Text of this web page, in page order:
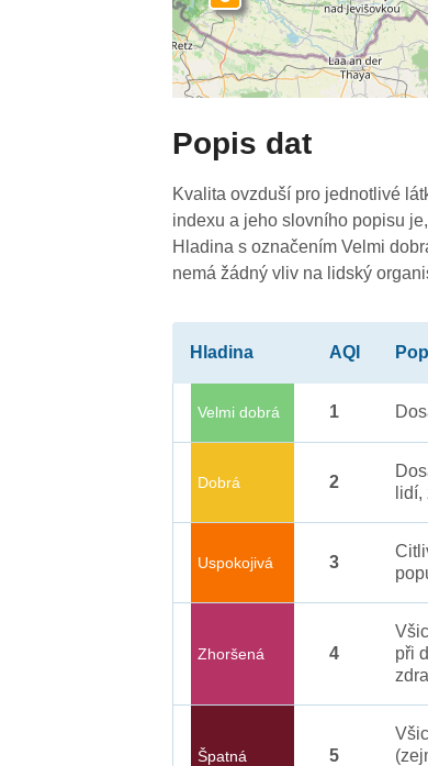
Popis dat
Kvalita ovzduší pro jednotlivé
indexu a jeho slovního popisu
Hladina s označením Velmi
nemá žádný vliv na lidský
Hladina AQI
Velmi dobrá 1
Dobrá 2
Uspokojivá 3
Zhoršená 4
při
Špatná 5